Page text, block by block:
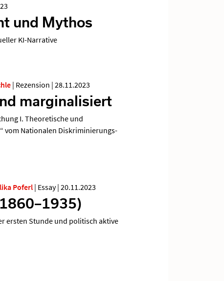
und Mythos
KI-Narrative
| Rezension | 28.11.2023
marginalisiert
I. Theoretische und
vom Nationalen Diskriminierungs-
Poferl | Essay| 20.11.2023
ersten Stunde und politisch aktive